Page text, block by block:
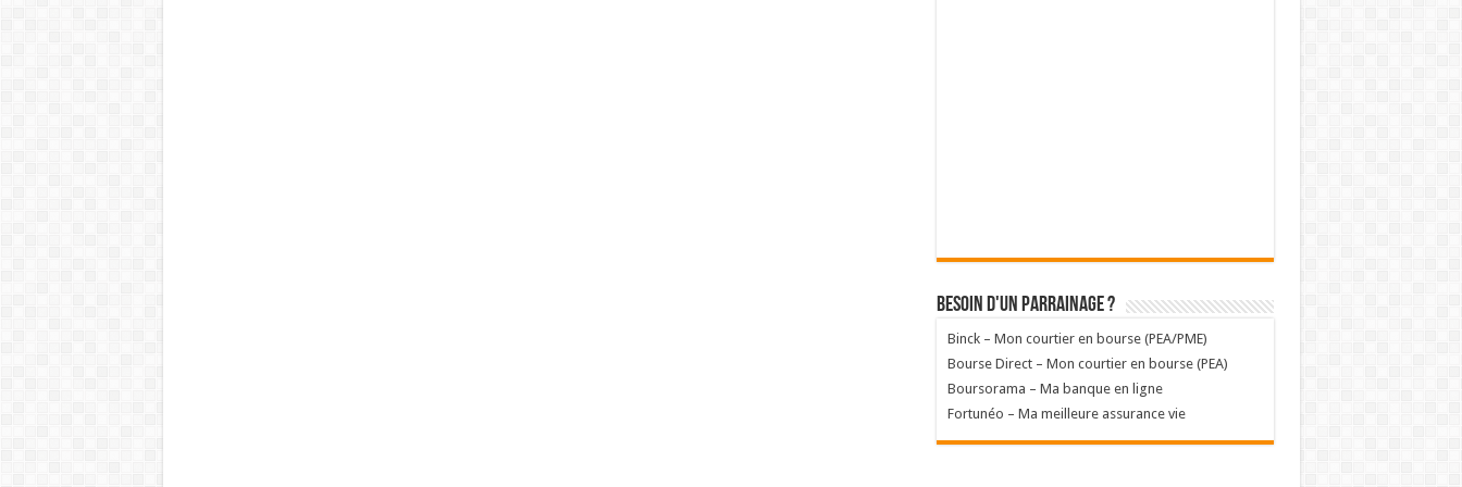
Besoin d'un parrainage ?
Binck – Mon courtier en bourse (PEA/PME)
Bourse Direct – Mon courtier en bourse (PEA)
Boursorama – Ma banque en ligne
Fortunéo – Ma meilleure assurance vie